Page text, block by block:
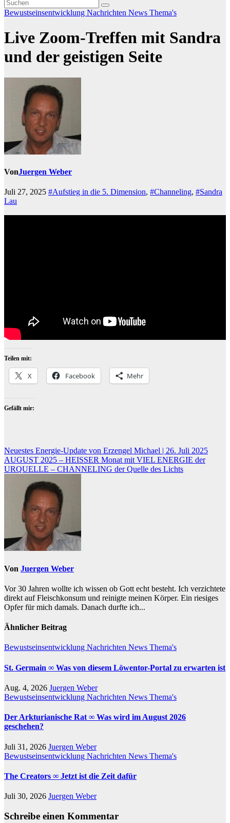
Bewustseinsentwicklung Nachrichten News Thema's
Live Zoom-Treffen mit Sandra
und der geistigen Seite
VonJuergen Weber
Juli 27, 2025 #Aufstieg in die 5. Dimension, #Channeling, #Sandra
Lau
Teilen mit:
X Facebook Mehr
Gefällt mir:
Beitragsnavigation
Neuestes Energie-Update von Erzengel Michael | 26. Juli 2025
AUGUST 2025 – HEISSER Monat mit VIEL ENERGIE der
URQUELLE – CHANNELING der Quelle des Lichts
Von Juergen Weber
Vor 30 Jahren wollte ich wissen ob Gott echt besteht. Ich verzichtete
direkt auf Fleischkonsum und reinigte meinen Körper. Ein riesiges
Opfer für mich damals. Danach durfte ich...
Ähnlicher Beitrag
Bewustseinsentwicklung Nachrichten News Thema's
St. Germain ∞ Was von diesem Löwentor-Portal zu erwarten ist
Aug. 4, 2026 Juergen Weber
Bewustseinsentwicklung Nachrichten News Thema's
Der Arkturianische Rat ∞ Was wird im August 2026
geschehen?
Juli 31, 2026 Juergen Weber
Bewustseinsentwicklung Nachrichten News Thema's
The Creators ∞ Jetzt ist die Zeit dafür
Juli 30, 2026 Juergen Weber
Schreibe einen Kommentar